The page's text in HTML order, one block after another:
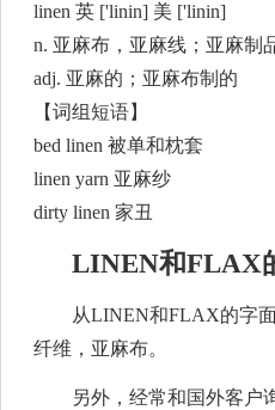
linen 英 ['linin] 美 ['linin]
n. 亚麻布，亚麻线；亚麻制
adj. 亚麻的；亚麻布制的
【词组短语】
bed linen 被单和枕套
linen yarn 亚麻纱
dirty linen 家丑
LINEN和FLAX
从LINEN和FLAX的字
纤维，亚麻布。
另外，经常和国外客户